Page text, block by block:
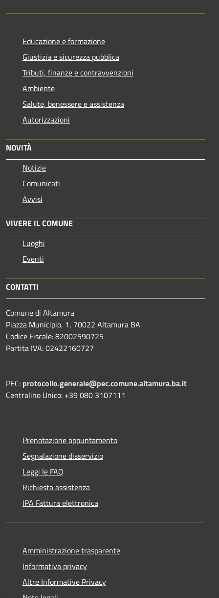
Educazione e formazione
Giustizia e sicurezza pubblica
Tributi, finanze e contravvenzioni
Ambiente
Salute, benessere e assistenza
Autorizzazioni
NOVITÀ
Notizie
Comunicati
Avvisi
VIVERE IL COMUNE
Luoghi
Eventi
CONTATTI
Comune di Altamura
Piazza Municipio, 1, 70022 Altamura BA
Codice Fiscale: 82002590725
Partita IVA: 02422160727
PEC: protocollo.generale@pec.comune.altamura.ba.it
Centralino Unico: +39 080 3107111
Prenotazione appuntamento
Segnalazione disservizio
Leggi le FAQ
Richiesta assistenza
IPA Fattura elettronica
Amministrazione trasparente
Informativa privacy
Altre Informative Privacy